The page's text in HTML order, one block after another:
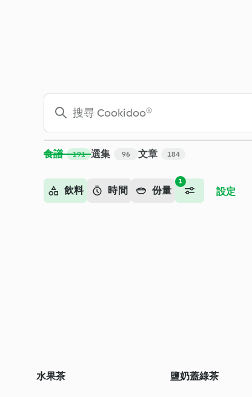
食譜 191 選集 96 文章 184
1
飲料 時間 份量 設定
水果茶 鹽奶蓋綠茶